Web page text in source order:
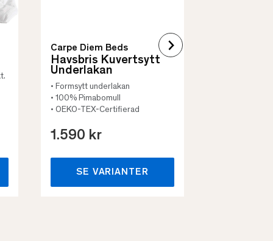
Carpe Diem Beds
Havsbris Kuvertsytt
Underlakan
• Formsytt underlakan
• 100% Pimabomull
• OEKO-TEX-Certifierad
1.590 kr
SE VARIANTER